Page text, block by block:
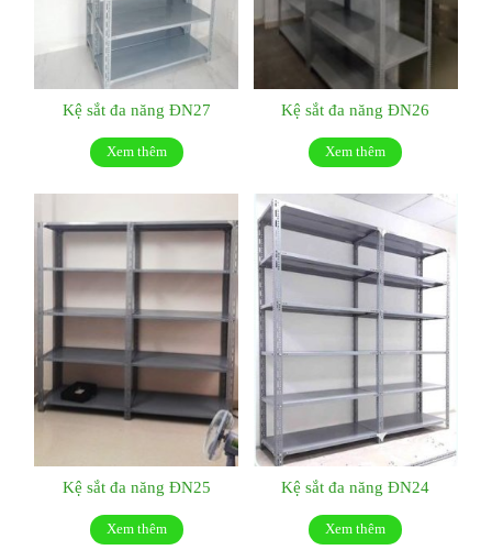
Kệ sắt đa năng ĐN27
Xem thêm
Kệ sắt đa năng ĐN26
Xem thêm
Kệ sắt đa năng ĐN25
Xem thêm
Kệ sắt đa năng ĐN24
Xem thêm